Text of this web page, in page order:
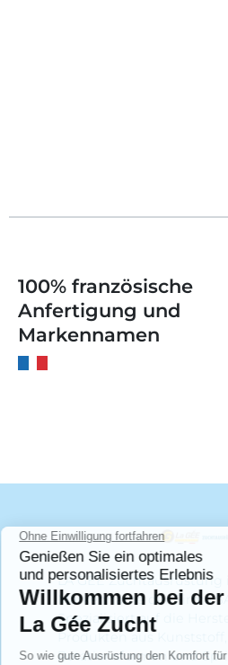
100% französische
Anfertigung und
Markennamen
LA GEE Zuchtausrüstung
Markenname der Firma
Spezialisiert auf die
Produkten aus Kunststoff,
Rotationsformen und